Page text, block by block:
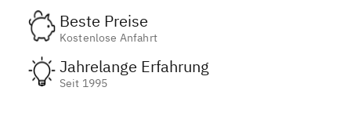
Beste Preise
Kostenlose Anfahrt
Jahrelange Erfahrung
Seit 1995